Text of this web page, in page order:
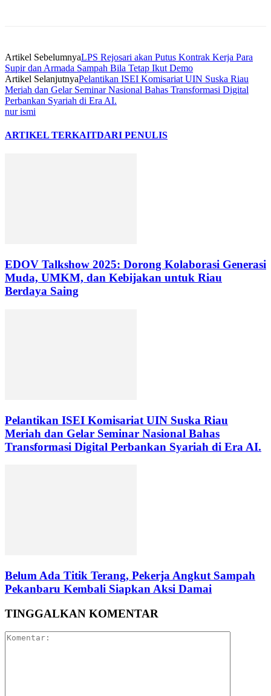
Artikel SebelumnyaLPS Rejosari akan Putus Kontrak Kerja Para
Supir dan Armada Sampah Bila Tetap Ikut Demo
Artikel SelanjutnyaPelantikan ISEI Komisariat UIN Suska Riau
Meriah dan Gelar Seminar Nasional Bahas Transformasi Digital
Perbankan Syariah di Era AI.
nur ismi
ARTIKEL TERKAITDARI PENULIS
EDOV Talkshow 2025: Dorong Kolaborasi Generasi
Muda, UMKM, dan Kebijakan untuk Riau
Berdaya Saing
Pelantikan ISEI Komisariat UIN Suska Riau
Meriah dan Gelar Seminar Nasional Bahas
Transformasi Digital Perbankan Syariah di Era AI.
Belum Ada Titik Terang, Pekerja Angkut Sampah
Pekanbaru Kembali Siapkan Aksi Damai
TINGGALKAN KOMENTAR